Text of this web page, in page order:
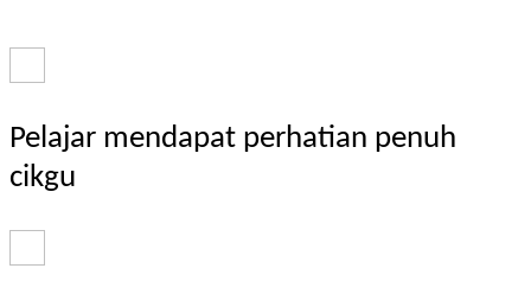
Pelajar mendapat perhatian penuh
cikgu